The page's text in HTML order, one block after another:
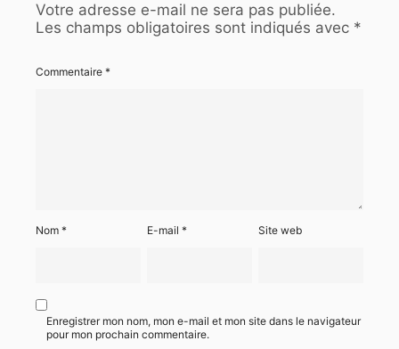
Votre adresse e-mail ne sera pas publiée.
Les champs obligatoires sont indiqués avec *
Commentaire *
Nom * E-mail* Site web
Enregistrer mon nom, mon e-mail et mon site dans le navigateur
pour mon prochain commentaire.